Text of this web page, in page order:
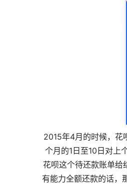
2015年4月的时候，花
个月的1日至10日对上
花呗这个待还款账单给
有能力全额还款的话，